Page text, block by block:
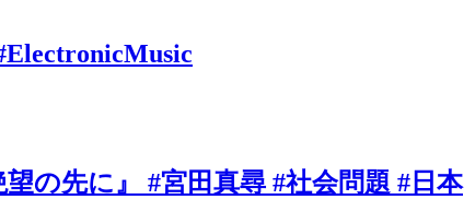
の先に』 #宮田真尋 #社会問題 #日本